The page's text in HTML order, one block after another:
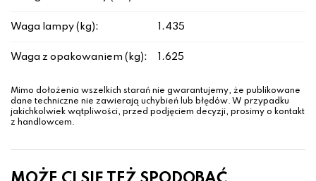
Waga lampy (kg): 1.435
Waga z opakowaniem (kg): 1.625
Mimo dołożenia wszelkich starań nie gwarantujemy, że publikowane
dane techniczne nie zawierają uchybień lub błędów. W przypadku
jakichkolwiek wątpliwości, przed podjęciem decyzji, prosimy o kontakt
z handlowcem.